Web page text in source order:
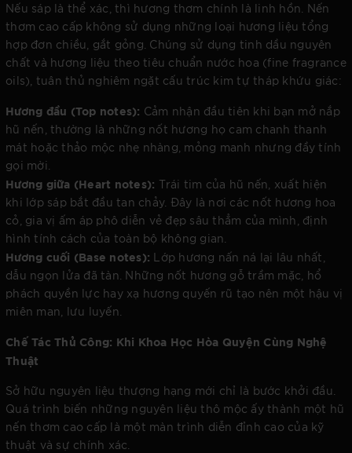
Nếu sáp là thể xác, thì hương thơm chính là linh hồn. Nến
thơm cao cấp không sử dụng những loại hương liệu tổng
hợp đơn chiều, gắt gỏng. Chúng sử dụng tinh dầu nguyên
chất và hương liệu theo tiêu chuẩn nước hoa (fine fragrance
oils), tuân thủ nghiêm ngặt cấu trúc kim tự tháp khứu giác:
Hương đầu (Top notes): Cảm nhận đầu tiên khi bạn mở nắp
hũ nến, thường là những nốt hương họ cam chanh thanh
mát hoặc thảo mộc nhẹ nhàng, mỏng manh nhưng đầy tính
gọi mời.
Hương giữa (Heart notes): Trái tim của hũ nến, xuất hiện
khi lớp sáp bắt đầu tan chảy. Đây là nơi các nốt hương hoa
cỏ, gia vị ấm áp phô diễn vẻ đẹp sâu thẳm của mình, định
hình tính cách của toàn bộ không gian.
Hương cuối (Base notes): Lớp hương nấn ná lại lâu nhất,
dẫu ngọn lửa đã tàn. Những nốt hương gỗ trầm mặc, hổ
phách quyền lực hay xạ hương quyến rũ tạo nên một hậu vị
miên man, lưu luyến.
Chế Tác Thủ Công: Khi Khoa Học Hòa Quyện Cùng Nghệ
Thuật
Sở hữu nguyên liệu thượng hạng mới chỉ là bước khởi đầu.
Quá trình biến những nguyên liệu thô mộc ấy thành một hũ
nến thơm cao cấp là một màn trình diễn đỉnh cao của kỹ
thuật và sự chính xác.